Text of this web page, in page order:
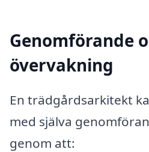
Genomförande
övervakning
En trädgårdsarkitekt
med själva
genom att: